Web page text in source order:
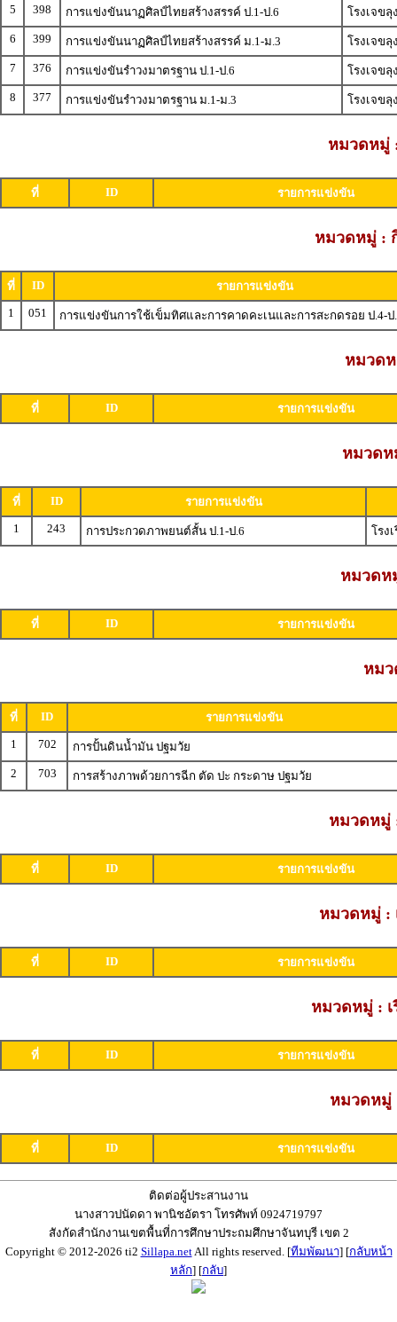
5
398 การแข่งขันนาฏศิลป์ไทยสร้างสรรค์ ป.1-ป.6
โรงเจขลุ
6
399 การแข่งขันนาฏศิลป์ไทยสร้างสรรค์ ม.1-ม.3
โรงเจขลุ
7
376 การแข่งขันรำวงมาตรฐาน ป.1-ป.6
โรงเจขลุ
8
377 การแข่งขันรำวงมาตรฐาน ม.1-ม.3 โรงเจขลุ
หมวดหมู่
ที่ ID รายการแข่งขัน
หมวดหมู่ :
ที่ ID
รายการแข่งขัน
1
051 การแข่งขันการใช้เข็มทิศและการคาดคะเนและการสะกดรอย ป.4-ป
หมวด
ที่ ID รายการแข่งขัน
หมวด
ที่ ID
รายการแข่งขัน
1
243 การประกวดภาพยนต์สั้น ป.1-ป.6 โรง
หมวดห
ที่ ID รายการแข่งขัน
หม
ที่ ID
รายการแข่งขัน
1
702
การปั้นดินน้ำมัน ปฐมวัย
2
703 การสร้างภาพด้วยการฉีก ตัด ปะ กระดาษ ปฐมวัย
หมวดหมู่
ที่ ID รายการแข่งขัน
หมวดหมู่ :
ที่ ID รายการแข่งขัน
หมวดหมู่ : เ
ที่ ID รายการแข่งขัน
หมวดหมู่
ที่ ID รายการแข่งขัน
ติดต่อผู้ประสานงาน
นางสาวปนัดดา พานิชอัตรา โทรศัพท์ 0924719797
สังกัดสำนักงานเขตพื้นที่การศึกษาประถมศึกษาจันทบุรี เขต 2
Copyright © 2012-2026 ti2 Sillapa.netAll rights reserved. [ทีมพัฒนา] [กลับหน้า
หลัก] [กลับ]